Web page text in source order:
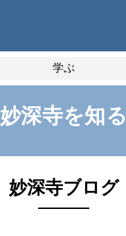
学ぶ
妙深寺を知る
妙深寺ブログ